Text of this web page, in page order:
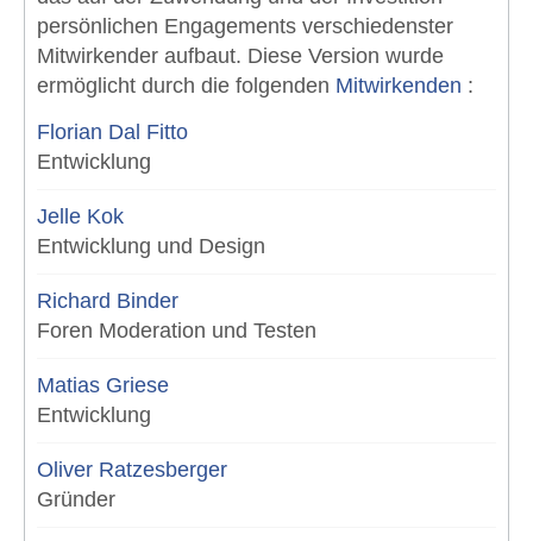
persönlichen Engagements verschiedenster
Mitwirkender aufbaut. Diese Version wurde
ermöglicht durch die folgenden Mitwirkenden :
Florian Dal Fitto
Entwicklung
Jelle Kok
Entwicklung und Design
Richard Binder
Foren Moderation und Testen
Matias Griese
Entwicklung
Oliver Ratzesberger
Gründer